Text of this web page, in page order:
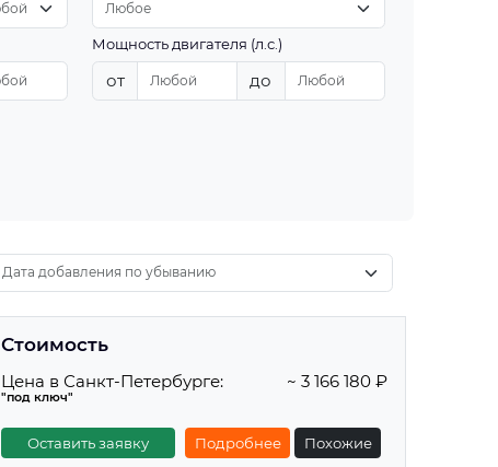
Мощность двигателя (л.с.)
от до
Стоимость
Цена в Санкт-Петербурге:
"под ключ"
~ 3 166 180 ₽
Оставить заявку Подробнее Похожие